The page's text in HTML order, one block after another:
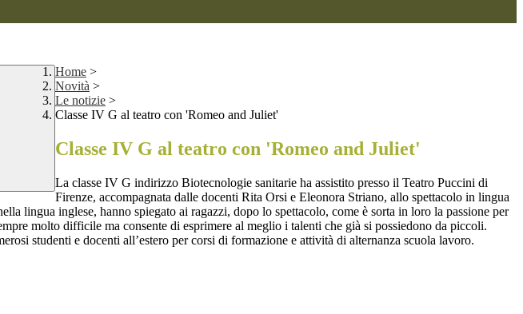
Home >
Novità >
Le notizie >
Classe IV G al teatro con 'Romeo and Juliet'
Classe IV G al teatro con 'Romeo and Juliet'
La classe IV G indirizzo Biotecnologie sanitarie ha assistito presso il Teatro Puccini di
Firenze, accompagnata dalle docenti Rita Orsi e Eleonora Striano, allo spettacolo in lingua
lingua inglese, hanno spiegato ai ragazzi, dopo lo spettacolo, come è sorta in loro la passione per
molto difficile ma consente di esprimere al meglio i talenti che già si possiedono da piccoli.
studenti e docenti all’estero per corsi di formazione e attività di alternanza scuola lavoro.